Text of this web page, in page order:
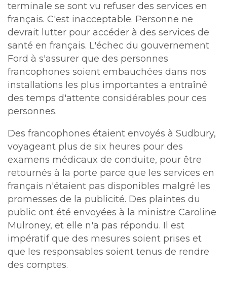
terminale se sont vu refuser des services en
français. C'est inacceptable. Personne ne
devrait lutter pour accéder à des services de
santé en français. L'échec du gouvernement
Ford à s'assurer que des personnes
francophones soient embauchées dans nos
installations les plus importantes a entraîné
des temps d'attente considérables pour ces
personnes.
Des francophones étaient envoyés à Sudbury,
voyageant plus de six heures pour des
examens médicaux de conduite, pour être
retournés à la porte parce que les services en
français n'étaient pas disponibles malgré les
promesses de la publicité. Des plaintes du
public ont été envoyées à la ministre Caroline
Mulroney, et elle n'a pas répondu. Il est
impératif que des mesures soient prises et
que les responsables soient tenus de rendre
des comptes.